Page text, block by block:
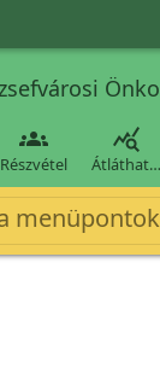

Részvétel

Átláthat…